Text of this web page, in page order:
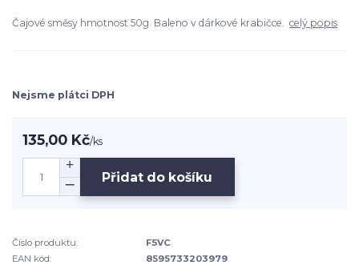
Čajové směsy hmotnost 50g. Baleno v dárkové krabičce. celý popis
Nejsme plátci DPH
135,00 Kč/ks
Přidat do košíku
Číslo produktu:
F5VC
EAN kód:
8595733203979